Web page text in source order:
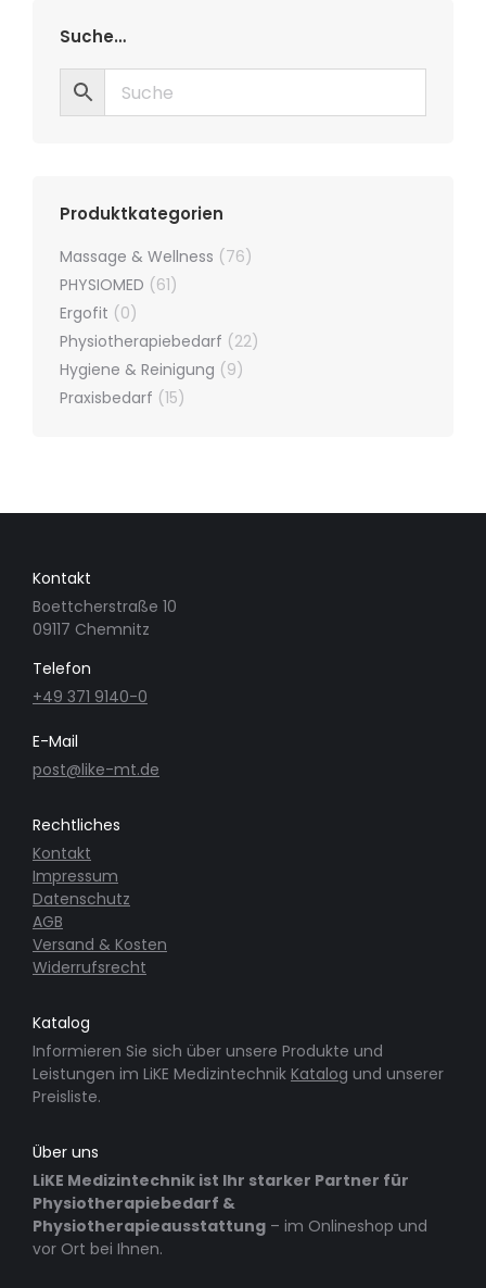
Suche…
Produktkategorien
Massage & Wellness (76)
PHYSIOMED (61)
Ergofit (0)
Physiotherapiebedarf (22)
Hygiene & Reinigung (9)
Praxisbedarf (15)
Kontakt
Boettcherstraße 10
09117 Chemnitz
Telefon
+49 371 9140-0
E-Mail
post@like-mt.de
Rechtliches
Kontakt
Impressum
Datenschutz
AGB
Versand & Kosten
Widerrufsrecht
Katalog
Informieren Sie sich über unsere Produkte und
Leistungen im LiKE Medizintechnik Katalog und unserer
Preisliste.
Über uns
LiKE Medizintechnik ist Ihr starker Partner für
Physiotherapiebedarf &
Physiotherapieausstattung – im Onlineshop und
vor Ort bei Ihnen.